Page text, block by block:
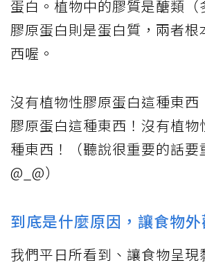
蛋白。植物中的膠質是醣類（
膠原蛋白則是蛋白質，兩者根
西喔。
沒有植物性膠原蛋白這種東西
膠原蛋白這種東西！沒有植物
種東西！（聽說很重要的話要
@_@）
到底是什麼原因，讓食物
我們平日所看到、讓食物呈現